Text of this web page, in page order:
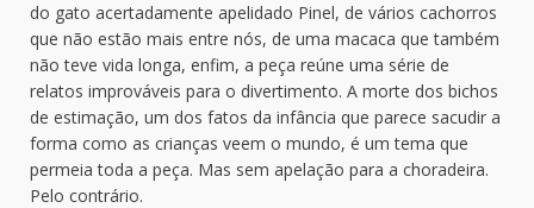
do gato acertadamente apelidado Pinel, de vários cachorros
que não estão mais entre nós, de uma macaca que também
não teve vida longa, enfim, a peça reúne uma série de
relatos improváveis para o divertimento. A morte dos bichos
de estimação, um dos fatos da infância que parece sacudir a
forma como as crianças veem o mundo, é um tema que
permeia toda a peça. Mas sem apelação para a choradeira.
Pelo contrário.